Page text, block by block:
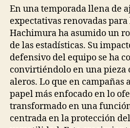
entrada
entrada
En una temporada llena de
expectativas renovadas
Hachimura ha asumido un
de las estadísticas. Su
defensivo del equipo se ha
convirtiéndolo en una pieza
aleros. Lo que en campañas
papel más enfocado en lo
transformado en una
centrada en la protección